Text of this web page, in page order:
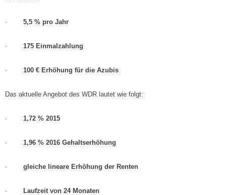
· 5,5 % pro Jahr
· 175 Einmalzahlung
· 100 € Erhöhung für die Azubis
Das aktuelle Angebot des WDR lautet wie folgt:
· 1,72 % 2015
· 1,96 % 2016 Gehaltserhöhung
· gleiche lineare Erhöhung der Renten
· Laufzeit von 24 Monaten